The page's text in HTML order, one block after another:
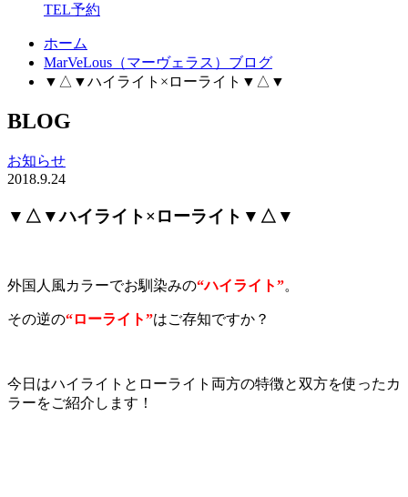
TEL予約
ホーム
MarVeLous（マーヴェラス）ブログ
▼△▼ハイライト×ローライト▼△▼
BLOG
お知らせ
2018.9.24
▼△▼ハイライト×ローライト▼△▼
外国人風カラーでお馴染みの“ハイライト”。
その逆の“ローライト”はご存知ですか？
今日はハイライトとローライト両方の特徴と双方を使ったカ
ラーをご紹介します！